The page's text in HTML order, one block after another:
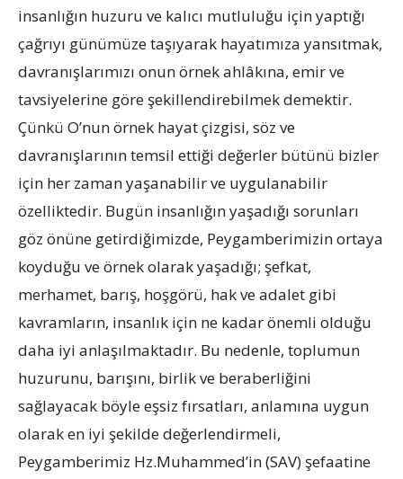
insanlığın huzuru ve kalıcı mutluluğu için yaptığı
çağrıyı günümüze taşıyarak hayatımıza yansıtmak,
davranışlarımızı onun örnek ahlâkına, emir ve
tavsiyelerine göre şekillendirebilmek demektir.
Çünkü O’nun örnek hayat çizgisi, söz ve
davranışlarının temsil ettiği değerler bütünü bizler
için her zaman yaşanabilir ve uygulanabilir
özelliktedir. Bugün insanlığın yaşadığı sorunları
göz önüne getirdiğimizde, Peygamberimizin ortaya
koyduğu ve örnek olarak yaşadığı; şefkat,
merhamet, barış, hoşgörü, hak ve adalet gibi
kavramların, insanlık için ne kadar önemli olduğu
daha iyi anlaşılmaktadır. Bu nedenle, toplumun
huzurunu, barışını, birlik ve beraberliğini
sağlayacak böyle eşsiz fırsatları, anlamına uygun
olarak en iyi şekilde değerlendirmeli,
Peygamberimiz Hz.Muhammed’in (SAV) şefaatine